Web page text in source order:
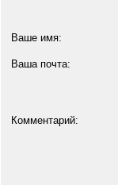
Ваше имя:
Ваша почта:
Комментарий: